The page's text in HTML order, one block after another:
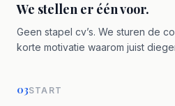
We stellen er één voor.
Geen stapel cv’s. We sturen de
korte motivatie waarom juist
03START